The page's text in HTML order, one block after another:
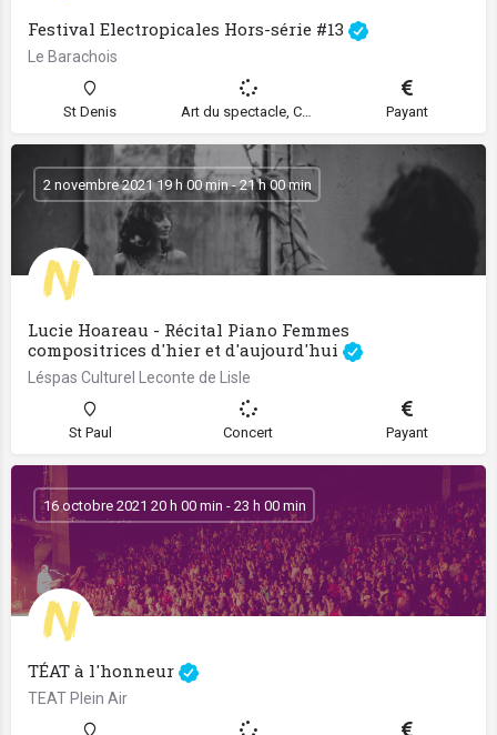
Festival Electropicales Hors-série #13
Le Barachois
St Denis Art du spectacle, Concert, Festival Payant
Lucie Hoareau - Récital Piano Femmes
compositrices d'hier et d'aujourd'hui
Léspas Culturel Leconte de Lisle
2 novembre 2021 19 h 00 min - 21 h 00 min
St Paul Concert Payant
TÉAT à l'honneur
TEAT Plein Air
16 octobre 2021 20 h 00 min - 23 h 00 min